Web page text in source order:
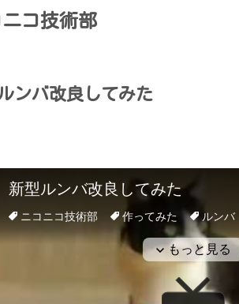
コ技術部
ンバ改良してみた